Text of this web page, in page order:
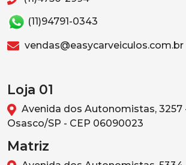
(11)94791-0343
vendas@easycarveiculos.com.br
Loja 01
Avenida dos Autonomistas, 3257
Osasco/SP - CEP 06090023
Matriz